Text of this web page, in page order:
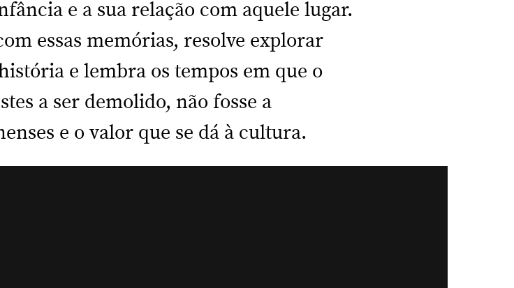
e a sua relação com aquele lugar.
essas memórias, resolve explorar
e lembra os tempos em que o
a ser demolido, não fosse a
e o valor que se dá à cultura.